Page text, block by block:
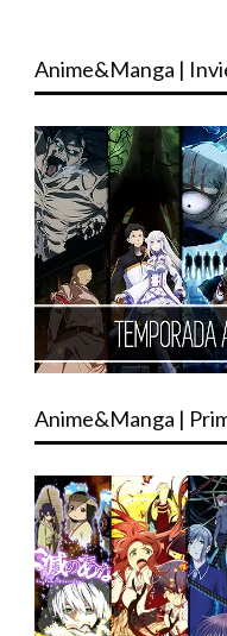
Anime&Manga |
Anime&Manga |